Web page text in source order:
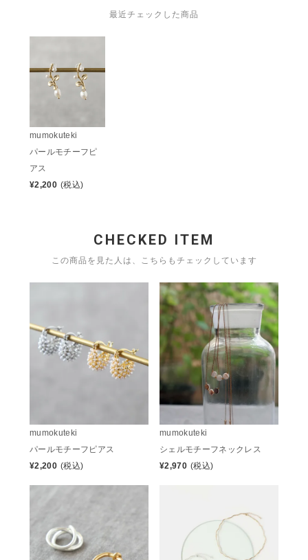
最近チェックした商品
mumokuteki
パールモチーフピ
アス
¥2,200 (税込)
CHECKED ITEM
この商品を見た人は、こちらもチェックしています
mumokuteki
パールモチーフピアス
¥2,200 (税込)
mumokuteki
シェルモチーフネックレス
¥2,970 (税込)